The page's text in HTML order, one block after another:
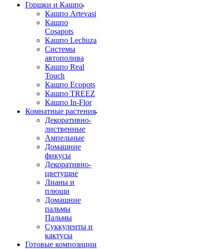
Горшки и Кашпо
Кашпо Artevasi
Кашпо
Cosapots
Кашпо Lechuza
Системы
автополива
Кашпо Real
Touch
Кашпо Ecopots
Кашпо TREEZ
Кашпо In-Flor
Комнатные растения
Декоративно-
лиственные
Ампельные
Домашние
фикусы
Декоративно-
цветущие
Лианы и
плющи
Домашние
пальмы
Пальмы
Суккуленты и
кактусы
Готовые композиции